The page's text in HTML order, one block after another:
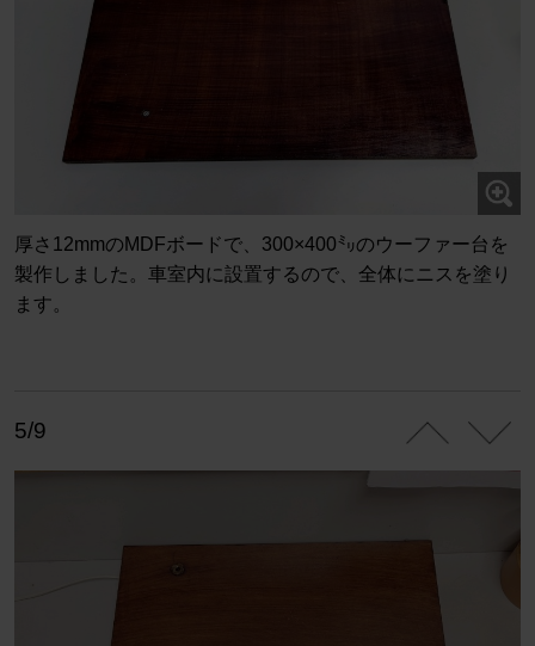
厚さ12mmのMDFボードで、300×400㍉のウーファー台を
製作しました。車室内に設置するので、全体にニスを塗り
ます。
5/9